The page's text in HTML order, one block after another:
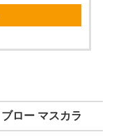
ロー マスカラ